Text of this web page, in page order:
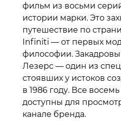
фильм из восьми
истории марки. Это
путешествие по
Infiniti — от первых
философии.
Лезерс — один из
стоявших у истоков
в 1986 году. Все
доступны для
канале бренда.